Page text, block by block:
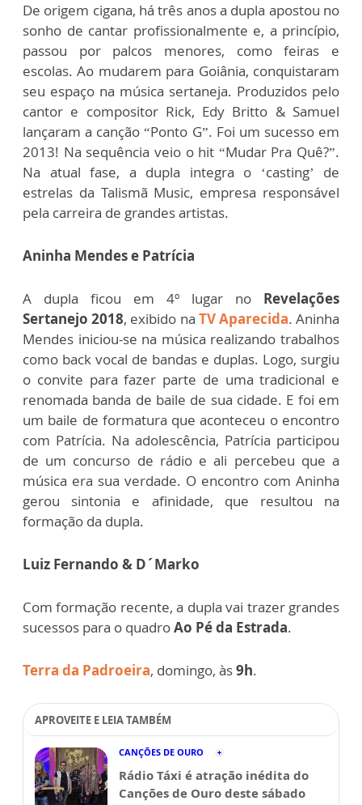
De origem cigana, há três anos a dupla apostou no
sonho de cantar profissionalmente e, a princípio,
passou por palcos menores, como feiras e
escolas. Ao mudarem para Goiânia, conquistaram
seu espaço na música sertaneja. Produzidos pelo
cantor e compositor Rick, Edy Britto & Samuel
lançaram a canção “Ponto G”. Foi um sucesso em
2013! Na sequência veio o hit “Mudar Pra Quê?”.
Na atual fase, a dupla integra o ‘casting’ de
estrelas da Talismã Music, empresa responsável
pela carreira de grandes artistas.
Aninha Mendes e Patrícia
A dupla ficou em 4º lugar no Revelações
Sertanejo 2018, exibido na TV Aparecida. Aninha
Mendes iniciou-se na música realizando trabalhos
como back vocal de bandas e duplas. Logo, surgiu
o convite para fazer parte de uma tradicional e
renomada banda de baile de sua cidade. E foi em
um baile de formatura que aconteceu o encontro
com Patrícia. Na adolescência, Patrícia participou
de um concurso de rádio e ali percebeu que a
música era sua verdade. O encontro com Aninha
gerou sintonia e afinidade, que resultou na
formação da dupla.
Luiz Fernando & D´Marko
Com formação recente, a dupla vai trazer grandes
sucessos para o quadroAo Pé da Estrada.
Terra da Padroeira, domingo, às9h.
APROVEITE E LEIA TAMBÉM
CANÇÕES DE OURO
Rádio Táxi é atração inédita do
Canções de Ouro deste sábado